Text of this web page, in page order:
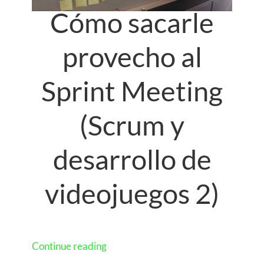
Cómo sacarle
provecho al
Sprint Meeting
(Scrum y
desarrollo de
videojuegos 2)
Continue reading